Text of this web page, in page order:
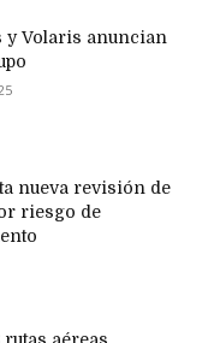
y Volaris anuncian
nueva revisión de
riesgo de